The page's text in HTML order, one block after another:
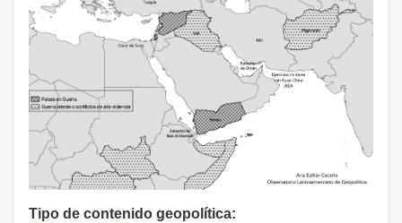
Tipo de contenido geopolítica